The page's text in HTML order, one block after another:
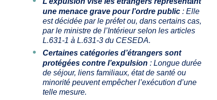
une menace grave pour l’ordre public : Elle
est décidée par le préfet ou, dans certains cas,
par le ministre de l’Intérieur selon les articles
L.631-1 à L.631-3 du CESEDA.
Certaines catégories d’étrangers sont
protégées contre l’expulsion : Longue durée
de séjour, liens familiaux, état de santé ou
minorité peuvent empêcher l’exécution d’une
telle mesure.